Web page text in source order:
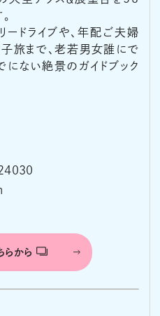
ードライブや、年配ご夫婦
旅まで、老若男女誰にで
にない絶景のガイドブック
らから